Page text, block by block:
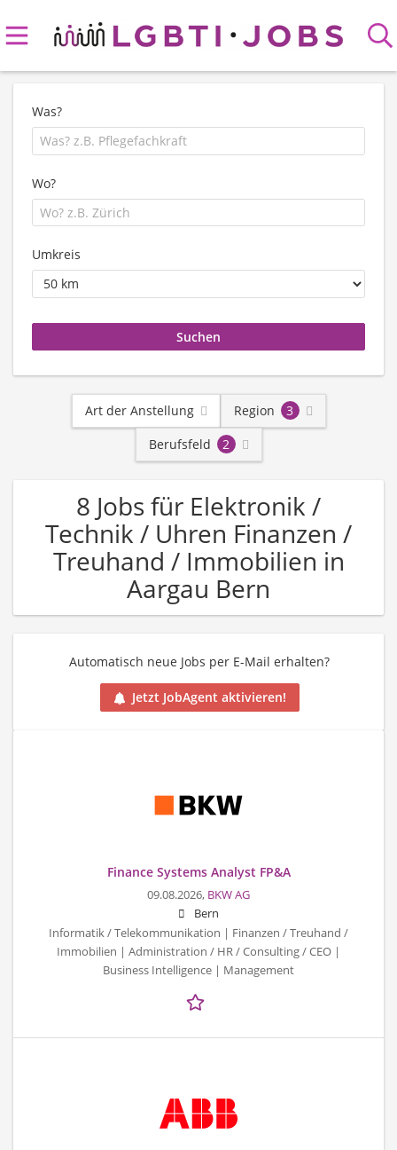
Was?
Wo?
Umkreis
Art der Anstellung Region
3
Berufsfeld
2
8 Jobs für Elektronik /
Technik / Uhren Finanzen /
Treuhand / Immobilien in
Aargau Bern
Automatisch neue Jobs per E-Mail erhalten?
Jetzt JobAgent aktivieren!
Finance Systems Analyst FP&A
09.08.2026, BKW AG
Bern
Informatik / Telekommunikation | Finanzen / Treuhand /
Immobilien | Administration / HR / Consulting / CEO |
Business Intelligence | Management